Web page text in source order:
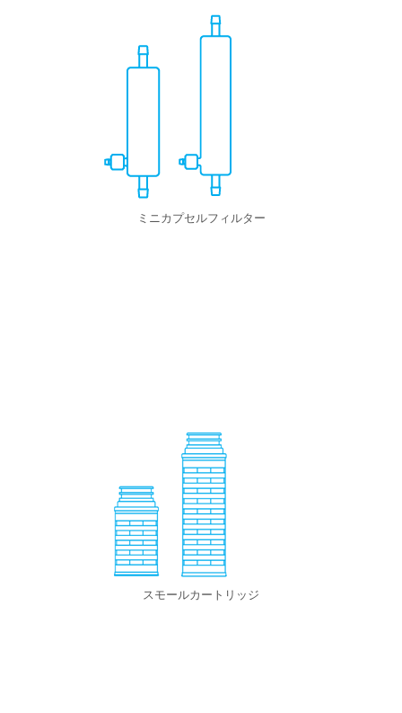
ミニカプセルフィルター
スモールカートリッジ